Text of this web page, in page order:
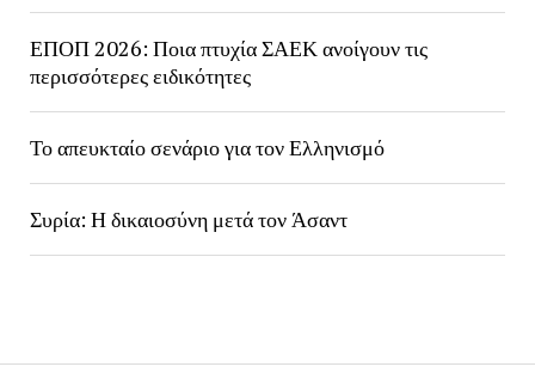
ΕΠΟΠ 2026: Ποια πτυχία ΣΑΕΚ ανοίγουν τις
περισσότερες ειδικότητες
Το απευκταίο σενάριο για τον Ελληνισμό
Συρία: Η δικαιοσύνη μετά τον Άσαντ